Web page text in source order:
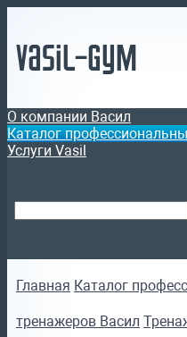
Vasil-Gym
О компании Васил
Каталог
Услуги Vasil
Главная Каталог
тренажеров Васил